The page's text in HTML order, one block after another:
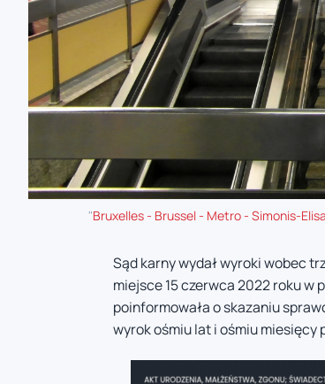
"Bruxelles - Brussel - Metro - Simonis-
Sąd karny wydał wyroki wobec
miejsce 15 czerwca 2022 roku
poinformowała o skazaniu
wyrok ośmiu lat i ośmiu